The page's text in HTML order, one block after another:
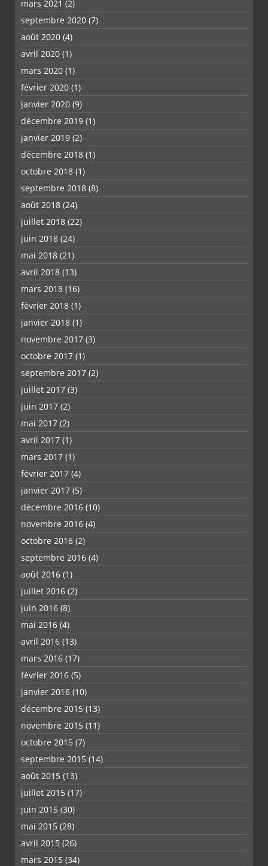
mars 2021 (2)
septembre 2020 (7)
août 2020 (4)
avril 2020 (1)
mars 2020 (1)
février 2020 (1)
janvier 2020 (9)
décembre 2019 (1)
janvier 2019 (2)
décembre 2018 (1)
octobre 2018 (1)
septembre 2018 (8)
août 2018 (24)
juillet 2018 (22)
juin 2018 (24)
mai 2018 (21)
avril 2018 (13)
mars 2018 (16)
février 2018 (1)
janvier 2018 (1)
novembre 2017 (3)
octobre 2017 (1)
septembre 2017 (2)
juillet 2017 (3)
juin 2017 (2)
mai 2017 (2)
avril 2017 (1)
mars 2017 (1)
février 2017 (4)
janvier 2017 (5)
décembre 2016 (10)
novembre 2016 (4)
octobre 2016 (2)
septembre 2016 (4)
août 2016 (1)
juillet 2016 (2)
juin 2016 (8)
mai 2016 (4)
avril 2016 (13)
mars 2016 (17)
février 2016 (5)
janvier 2016 (10)
décembre 2015 (13)
novembre 2015 (11)
octobre 2015 (7)
septembre 2015 (14)
août 2015 (13)
juillet 2015 (17)
juin 2015 (30)
mai 2015 (28)
avril 2015 (26)
mars 2015 (34)